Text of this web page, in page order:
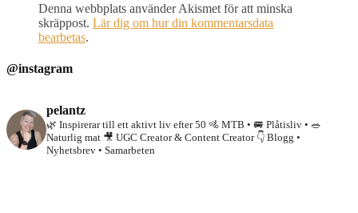
Denna webbplats använder Akismet för att minska
skräppost. Lär dig om hur din kommentarsdata
bearbetas.
@instagram
pelantz
🌿 Inspirerar till ett aktivt liv efter 50 🚵 MTB • 🚐 Plåtisliv • 🥗
Naturlig mat 🎥 UGC Creator & Content Creator👇 Blogg •
Nyhetsbrev • Samarbeten